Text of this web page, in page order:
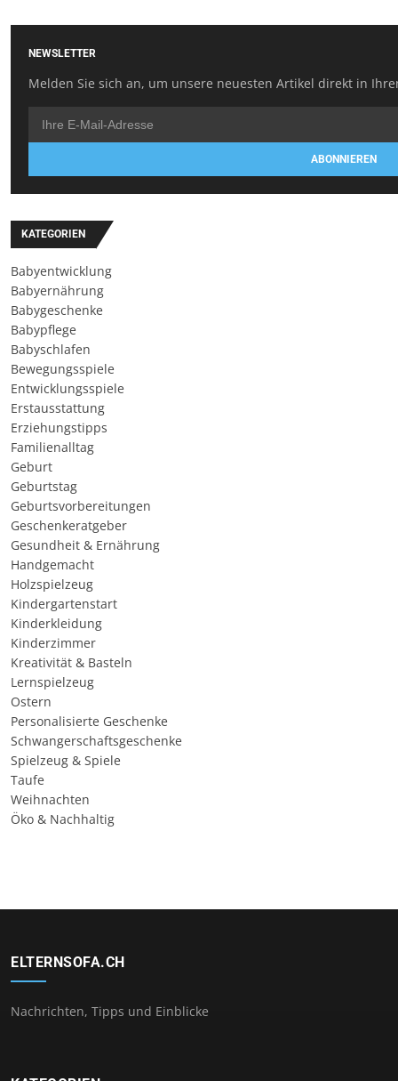
NEWSLETTER
Melden Sie sich an, um unsere neuesten Artikel direkt in
ABONNIEREN
KATEGORIEN
Babyentwicklung
Babyernährung
Babygeschenke
Babypflege
Babyschlafen
Bewegungsspiele
Entwicklungsspiele
Erstausstattung
Erziehungstipps
Familienalltag
Geburt
Geburtstag
Geburtsvorbereitungen
Geschenkeratgeber
Gesundheit & Ernährung
Handgemacht
Holzspielzeug
Kindergartenstart
Kinderkleidung
Kinderzimmer
Kreativität & Basteln
Lernspielzeug
Ostern
Personalisierte Geschenke
Schwangerschaftsgeschenke
Spielzeug & Spiele
Taufe
Weihnachten
Öko & Nachhaltig
ELTERNSOFA.CH
Nachrichten, Tipps und Einblicke